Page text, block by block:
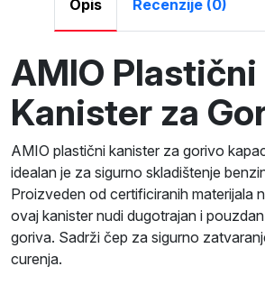
Opis Recenzije (0)
AMIO Plastični
Kanister za
AMIO plastični kanister za gorivo
idealan je za sigurno skladištenje
Proizveden od certificiranih materijala
ovaj kanister nudi dugotrajan i
goriva. Sadrži čep za sigurno
curenja.